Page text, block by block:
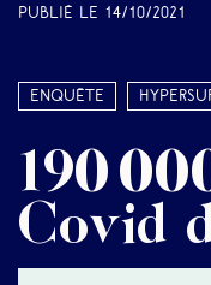
Publié le 14/10/2021
Enquête
190
Covid